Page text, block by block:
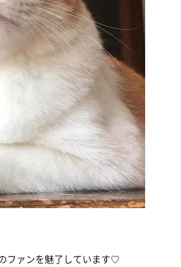
ファンを魅了しています♡